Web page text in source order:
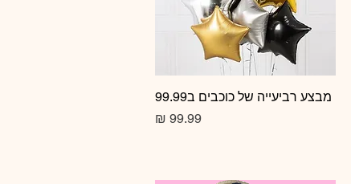
תצוגה מהירה
מבצע רביעייה של כוכבים ב99.99
מחיר